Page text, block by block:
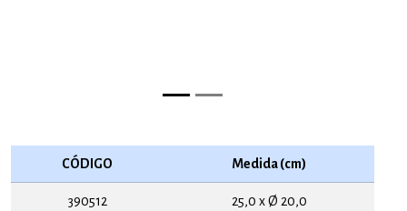
CÓDIGO Medida (cm)
390512 25,0 x Ø 20,0